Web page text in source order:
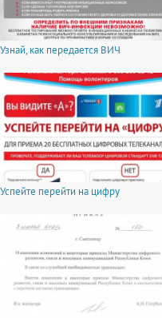
Узнай, как передается ВИЧ
Успейте перейти на цифру